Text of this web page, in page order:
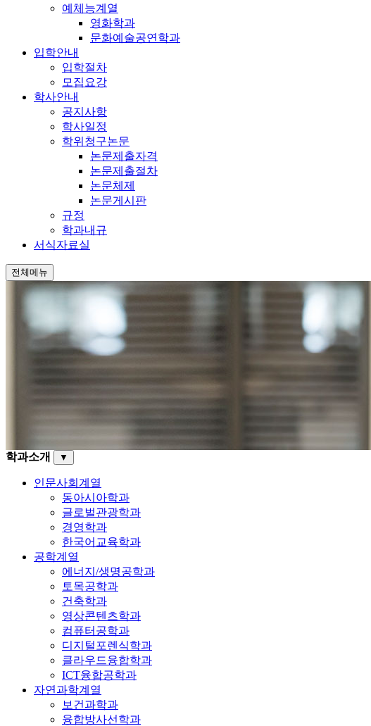
예체능계열
영화학과
문화예술공연학과
입학안내
입학절차
모집요강
학사안내
공지사항
학사일정
학위청구논문
논문제출자격
논문제출절차
논문체제
논문게시판
규정
학과내규
서식자료실
전체메뉴
학과소개 ▼
인문사회계열
동아시아학과
글로벌관광학과
경영학과
한국어교육학과
공학계열
에너지/생명공학과
토목공학과
건축학과
영상콘텐츠학과
컴퓨터공학과
디지털포렌식학과
클라우드융합학과
ICT융합공학과
자연과학계열
보건과학과
융합방사선학과